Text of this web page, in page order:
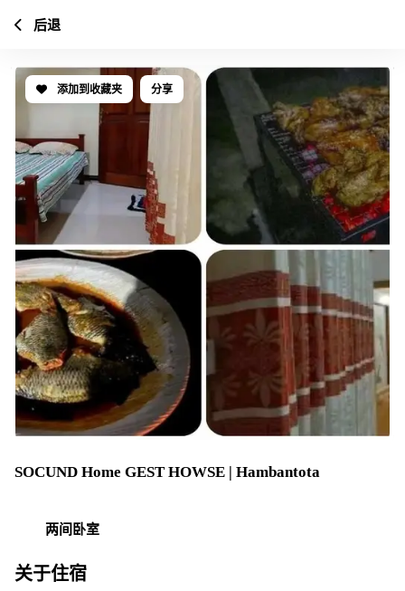
添加到收藏夹 分享
SOCUND Home GEST HOWSE | Hambantota
两间卧室
关于住宿
后退